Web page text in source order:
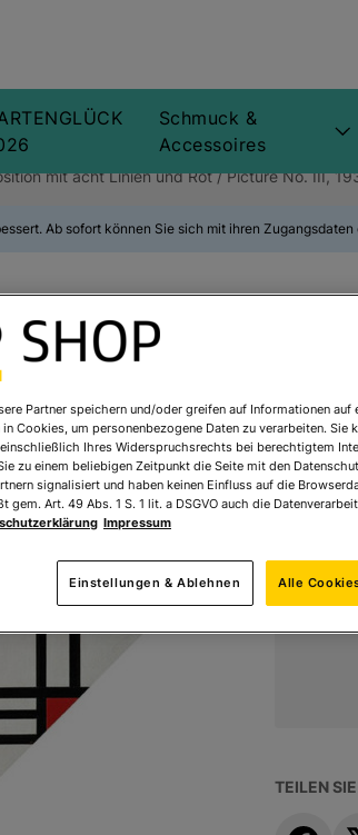
Schmuck &
Accessoires
mit acht Linien und Rot / Picture No. III,
Ab sofort können Sie sich mit ihren
acht
Art.Nr.:
Sofort
Ihr
* inkl.
TEILEN
Partner speichern und/oder greifen auf Informationen auf
in Cookies, um personenbezogene Daten zu verarbeiten. Sie
Ihres Widerspruchsrechts bei berechtigtem
zu einem beliebigen Zeitpunkt die Seite mit den
signalisiert und haben keinen Einfluss auf die
gem. Art. 49 Abs. 1 S. 1 lit. a DSGVO auch die
Impressum
Einstellungen & Ablehnen Alle